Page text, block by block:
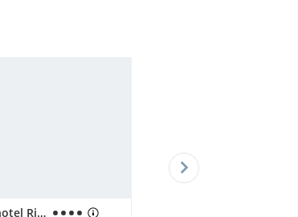
Apartmenthotel Richterhof